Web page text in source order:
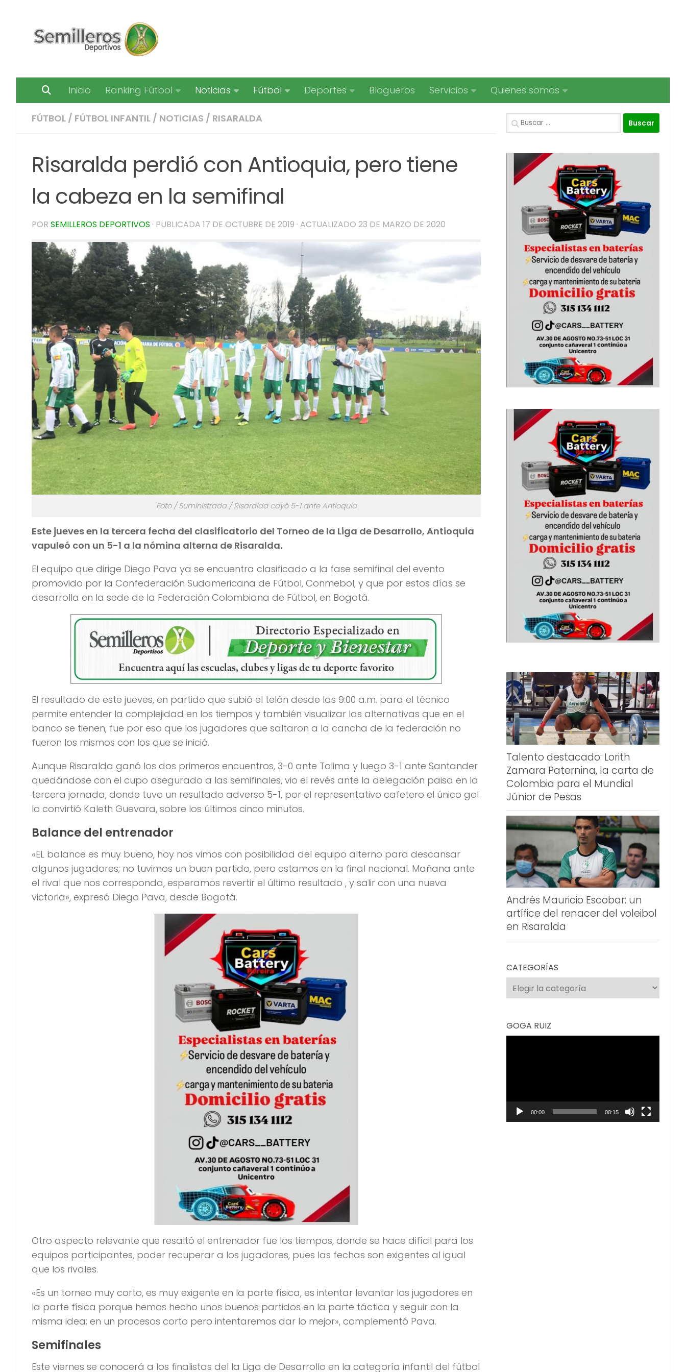
Inicio Ranking Fútbol Noticias Fútbol Deportes Blogueros Servicios Quienes somos
FÚTBOL / FÚTBOL INFANTIL / NOTICIAS / RISARALDA
Risaralda perdió con Antioquia, pero tiene
la cabeza en la semifinal
POR SEMILLEROS DEPORTIVOS · PUBLICADA 17 DE OCTUBRE DE 2019 · ACTUALIZADO 23 DE MARZO DE 2020
Foto / Suministrada / Risaralda cayó 5-1 ante Antioquia
Este jueves en la tercera fecha del clasificatorio del Torneo de la Liga de Desarrollo, Antioquia
vapuleó con un 5-1 a la nómina alterna de Risaralda.
El equipo que dirige Diego Pava ya se encuentra clasificado a la fase semifinal del evento
promovido por la Confederación Sudamericana de Fútbol, Conmebol, y que por estos días se
desarrolla en la sede de la Federación Colombiana de Fútbol, en Bogotá.
El resultado de este jueves, en partido que subió el telón desde las 9:00 a.m. para el técnico
permite entender la complejidad en los tiempos y también visualizar las alternativas que en el
banco se tienen, fue por eso que los jugadores que saltaron a la cancha de la federación no
fueron los mismos con los que se inició.
Aunque Risaralda ganó los dos primeros encuentros, 3-0 ante Tolima y luego 3-1 ante Santander
quedándose con el cupo asegurado a las semifinales, vio el revés ante la delegación paisa en la
tercera jornada, donde tuvo un resultado adverso 5-1, por el representativo cafetero el único gol
lo convirtió Kaleth Guevara, sobre los últimos cinco minutos.
Balance del entrenador
«EL balance es muy bueno, hoy nos vimos con posibilidad del equipo alterno para descansar
algunos jugadores; no tuvimos un buen partido, pero estamos en la final nacional. Mañana ante
el rival que nos corresponda, esperamos revertir el último resultado , y salir con una nueva
victoria», expresó Diego Pava, desde Bogotá.
Otro aspecto relevante que resaltó el entrenador fue los tiempos, donde se hace difícil para los
equipos participantes, poder recuperar a los jugadores, pues las fechas son exigentes al igual
que los rivales.
«Es un torneo muy corto, es muy exigente en la parte física, es intentar levantar los jugadores en
la parte física porque hemos hecho unos buenos partidos en la parte táctica y seguir con la
misma idea; en un procesos corto pero intentaremos dar lo mejor», complementó Pava.
Semifinales
Este viernes se conocerá a los finalistas del la Liga de Desarrollo en la categoría infantil del fútbol
Buscar:
Talento destacado: Lorith
Zamara Paternina, la carta de
Colombia para el Mundial
Júnior de Pesas
Andrés Mauricio Escobar: un
artífice del renacer del voleibol
en Risaralda
CATEGORÍAS
Categorías
GOGA RUIZ
00:00 00:15